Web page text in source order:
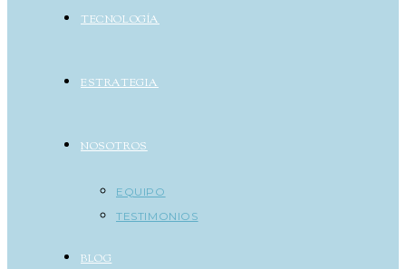
TECNOLOGÍA
ESTRATEGIA
NOSOTROS
EQUIPO
TESTIMONIOS
BLOG